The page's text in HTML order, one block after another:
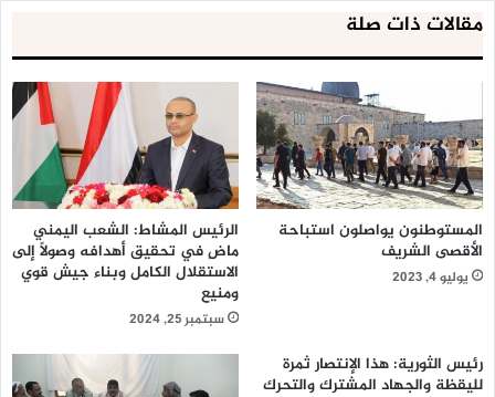
مقالات ذات صلة
المستوطنون يواصلون استباحة
الأقصى الشريف
يوليو 4, 2023
الرئيس المشاط: الشعب اليمني
ماضِ في تحقيق أهدافه وصولاً إلى
الاستقلال الكامل وبناء جيش قوي
ومنيع
سبتمبر 25, 2024
رئيس الثورية: هذا الإنتصار ثمرة
لليقظة والجهاد المشترك والتحرك